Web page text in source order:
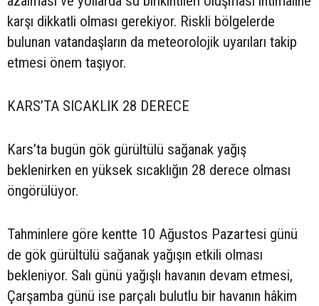
karşı dikkatli olması gerekiyor. Riskli bölgelerde
bulunan vatandaşların da meteorolojik uyarıları takip
etmesi önem taşıyor.
KARS’TA SICAKLIK 28 DERECE
Kars’ta bugün gök gürültülü sağanak yağış
beklenirken en yüksek sıcaklığın 28 derece olması
öngörülüyor.
Tahminlere göre kentte 10 Ağustos Pazartesi günü
de gök gürültülü sağanak yağışın etkili olması
bekleniyor. Salı günü yağışlı havanın devam etmesi,
Çarşamba günü ise parçalı bulutlu bir havanın hâkim